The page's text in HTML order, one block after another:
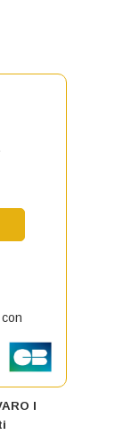
I
di Rinforzo